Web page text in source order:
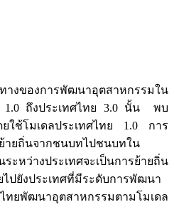
องการพัฒนาอุตสาหกรรมใน
1.0 ถึงประเทศไทย 3.0 นั้น พบ
ใช้โมเดลประเทศไทย 1.0 การ
ายถิ่นจากชนบทไปชนบทใน
หว่างประเทศจะเป็นการย้ายถิ่น
ปยังประเทศที่มีระดับการพัฒนา
ยพัฒนาอุตสาหกรรมตามโมเดล